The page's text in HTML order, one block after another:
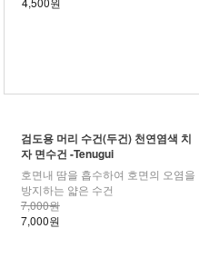
검도용 머리 수건(두건) 천연염색 치
자 면수건 -Tenugui
호면내 땀을 흡수하여 호면의 오염을
방지하는 얇은 수건
7,000원
7,000원